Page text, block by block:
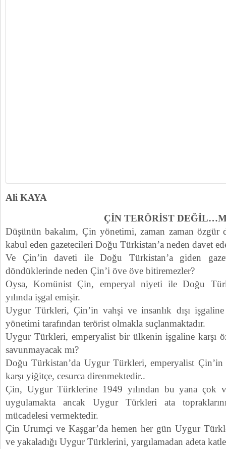
Ali KAYA
ÇİN TERÖRİST
Düşünün bakalım, Çin yönetimi, zaman zaman özgür
kabul eden gazetecileri Doğu Türkistan’a neden davet
Ve Çin’in daveti ile Doğu Türkistan’a giden
döndüklerinde neden Çin’i öve öve bitiremezler?
Oysa, Komünist Çin, emperyal niyeti ile Doğu
yılında işgal emişir.
Uygur Türkleri, Çin’in vahşi ve insanlık dışı
yönetimi tarafından terörist olmakla suçlanmaktadır.
Uygur Türkleri, emperyalist bir ülkenin işgaline karşı öz
savunmayacak mı?
Doğu Türkistan’da Uygur Türkleri, emperyalist Çin’in
karşı yiğitçe, cesurca direnmektedir..
Çin, Uygur Türklerine 1949 yılından bu yana çok
uygulamakta ancak Uygur Türkleri ata
mücadelesi vermektedir.
Çin Urumçi ve Kaşgar’da hemen her gün Uygur
ve yakaladığı Uygur Türklerini, yargılamadan adeta